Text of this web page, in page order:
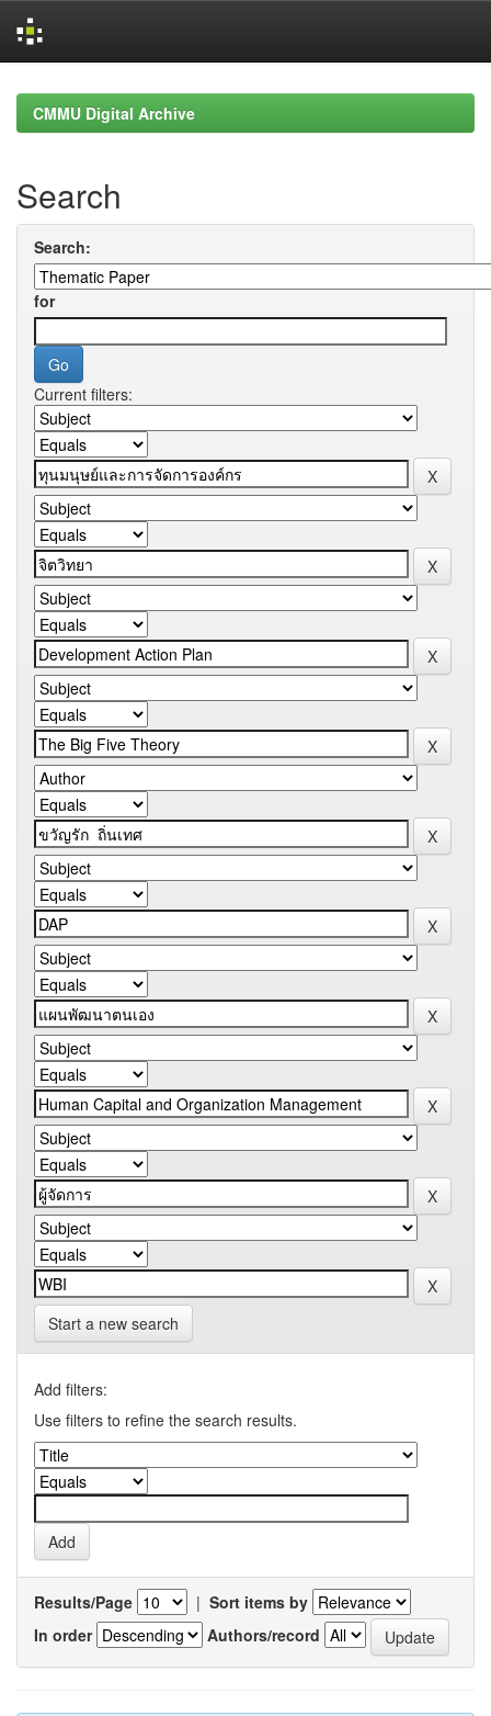
navigationCMMU Digital Archive
Search
Search:
for
Current filters:
Start a new search
Add filters:
Use filters to refine the search results.
Results/Page | Sort items by
In order
Authors/record